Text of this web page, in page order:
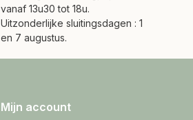
vanaf 13u30 tot 18u.
Uitzonderlijke sluitingsdagen : 1
en 7 augustus.
Mijn account